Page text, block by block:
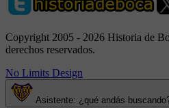
Copyright 2005 - 2026 Historia de
derechos reservados.
No Limits Design
Asistente: ¿qué andás